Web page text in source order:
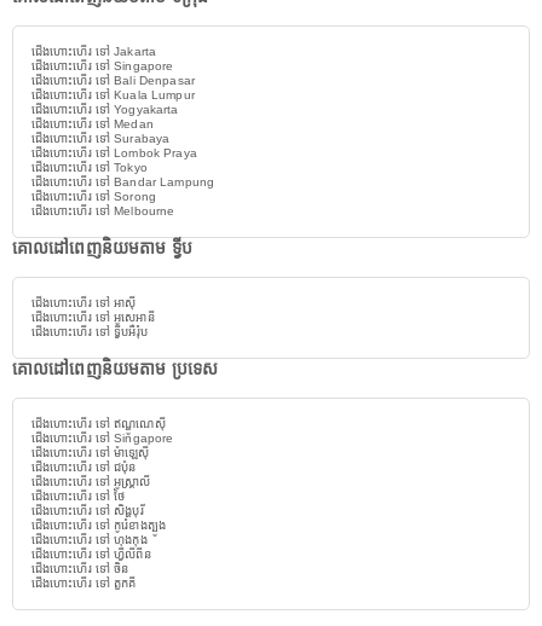
ជើងហោះហើរ ទៅ Jakarta
ជើងហោះហើរ ទៅ Singapore
ជើងហោះហើរ ទៅ Bali Denpasar
ជើងហោះហើរ ទៅ Kuala Lumpur
ជើងហោះហើរ ទៅ Yogyakarta
ជើងហោះហើរ ទៅ Medan
ជើងហោះហើរ ទៅ Surabaya
ជើងហោះហើរ ទៅ Lombok Praya
ជើងហោះហើរ ទៅ Tokyo
ជើងហោះហើរ ទៅ Bandar Lampung
ជើងហោះហើរ ទៅ Sorong
ជើងហោះហើរ ទៅ Melbourne
គោលដៅពេញនិយមតាម ទ្វីប
ជើងហោះហើរ ទៅ អាស៊ី
ជើងហោះហើរ ទៅ អូសេអានី
ជើងហោះហើរ ទៅ ទ្វីបអឺរ៉ុប
គោលដៅពេញនិយមតាម ប្រទេស
ជើងហោះហើរ ទៅ ឥណ្ឌូណេស៊ី
ជើងហោះហើរ ទៅ Singapore
ជើងហោះហើរ ទៅ ម៉ាឡេស៊ី
ជើងហោះហើរ ទៅ ជប៉ុន
ជើងហោះហើរ ទៅ អូស្ត្រាលី
ជើងហោះហើរ ទៅ ថៃ
ជើងហោះហើរ ទៅ សិង្ហបុរី
ជើងហោះហើរ ទៅ កូរ៉េខាងត្បូង
ជើងហោះហើរ ទៅ ហុងកុង
ជើងហោះហើរ ទៅ ហ្វីលីពីន
ជើងហោះហើរ ទៅ ចិន
ជើងហោះហើរ ទៅ តួកគី